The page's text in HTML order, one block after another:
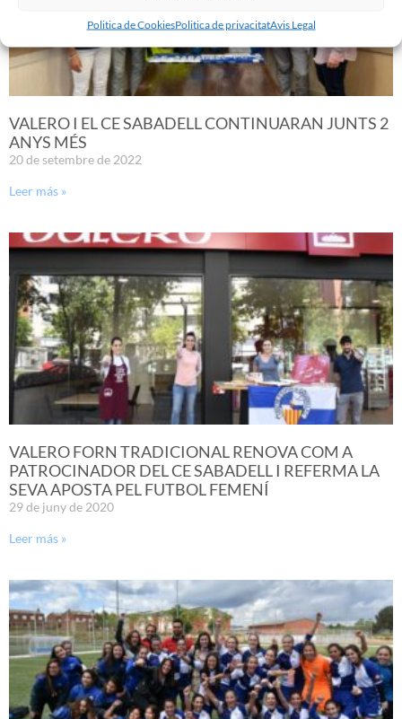
Politica de CookiesPolitica de privacitatAvis Legal
VALERO I EL CE SABADELL CONTINUARAN JUNTS 2
ANYS MÉS
20 de setembre de 2022
Leer más »
VALERO FORN TRADICIONAL RENOVA COM A
PATROCINADOR DEL CE SABADELL I REFERMA LA
SEVA APOSTA PEL FUTBOL FEMENÍ
29 de juny de 2020
Leer más »